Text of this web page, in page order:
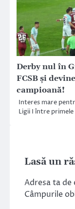
Derby nul în
FCSB și
campioană!
Interes mare
Ligii I între primele
Lasă un
Adresa ta de
Câmpurile